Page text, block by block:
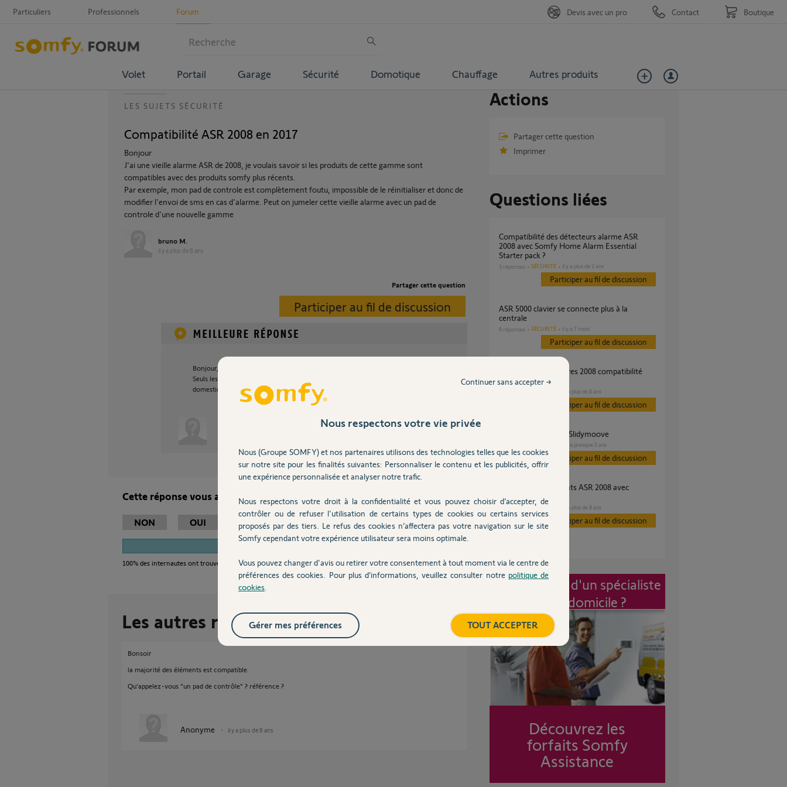
Particuliers Professionnels Forum
Volet Portail Garage Sécurité Domotique Chauffage Autres produits
Devis avec un pro Contact Boutique
LES SUJETS SÉCURITÉ
Compatibilité ASR 2008 en 2017
Bonjour
J'ai une vieille alarme ASR de 2008, je voulais savoir si les produits de cette gamme sont
compatibles avec des produits somfy plus récents.
Par exemple, mon pad de controle est complètement foutu, impossible de le réinitialiser et donc de
modifier l'envoi de sms en cas d'alarme. Peut on jumeler cette vieille alarme avec un pad de
controle d'une nouvelle gamme
bruno M.
il y a plus de 8 ans
Partager cette question
Participer au fil de discussion
Bonjour,
Seuls les détecteurs de mouvements, détecteurs d'ouverture, détecteurs
domestiques, sont compatibles. Tout le reste....Non !
Cette réponse vous a-t-elle aidé ?
NON OUI
100% des internautes ont trouvé cette réponse utile
Les autres réponses
Bonsoir
la majorité des éléments est compatible.
Qu'appelez-vous "un pad de contrôle" ? référence ?
Anonyme il y a plus de 8 ans
Actions
Partager cette question
Imprimer
Questions liées
Compatibilité des détecteurs alarme ASR
2008 avec Somfy Home Alarm Essential
Starter pack ?
3 réponses SÉCURITÉ il y a plus de 2 ans
Participer au fil de discussion
ASR 5000 clavier se connecte plus à la
centrale
8 réponses SÉCURITÉ il y a 7 mois
Participer au fil de discussion
Somfy box
il y a plus de 8 ans
Participer au fil de discussion
Compatibilité ASR - Slidymoove
il y a presque 5 ans
Participer au fil de discussion
gamme protexiom
réponse SÉCURITÉ il y a plus de 8 ans
Participer au fil de discussion
Intervention d'un spécialiste
à mon domicile ?
Découvrez les
forfaits Somfy
Assistance
Nous respectons votre vie privée
Nous (Groupe SOMFY) et nos partenaires utilisons des technologies telles que les cookies
sur notre site pour les finalités suivantes: Personnaliser le contenu et les publicités, offrir
une expérience personnalisée et analyser notre trafic.
Nous respectons votre droit à la confidentialité et vous pouvez choisir d’accepter, de
contrôler ou de refuser l'utilisation de certains types de cookies ou certains services
proposés par des tiers. Le refus des cookies n’affectera pas votre navigation sur le site
Somfy cependant votre expérience utilisateur sera moins optimale.
Vous pouvez changer d'avis ou retirer votre consentement à tout moment via le centre de
préférences des cookies. Pour plus d’informations, veuillez consulter notre politique de
cookies
Continuer sans accepter →
TOUT ACCEPTER
Gérer mes préférences